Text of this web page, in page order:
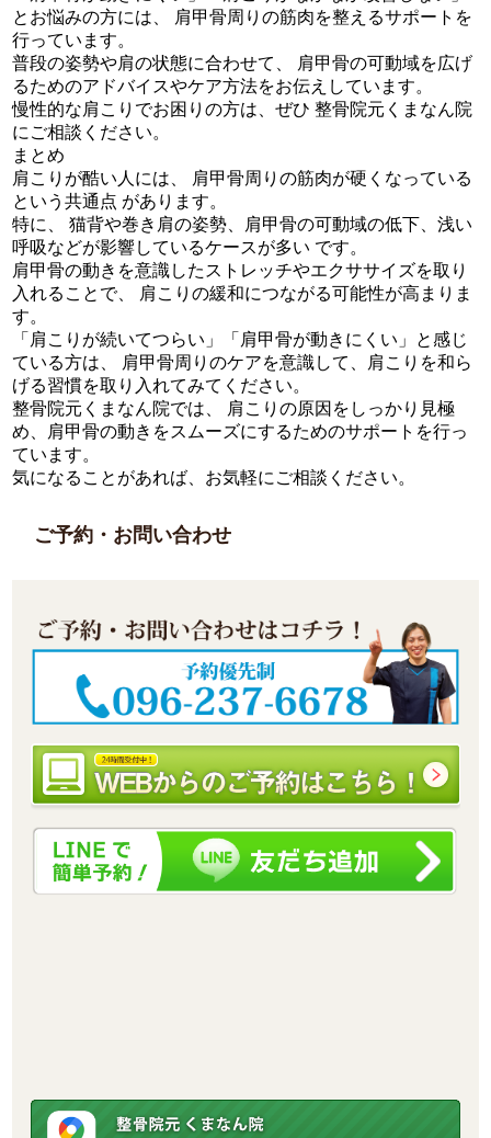
とお悩みの方には、 肩甲骨周りの筋肉を整えるサポートを
行っています。
普段の姿勢や肩の状態に合わせて、 肩甲骨の可動域を広げ
るためのアドバイスやケア方法をお伝えしています。
慢性的な肩こりでお困りの方は、ぜひ 整骨院元くまなん院
にご相談ください。
まとめ
肩こりが酷い人には、 肩甲骨周りの筋肉が硬くなっている
という共通点 があります。
特に、 猫背や巻き肩の姿勢、肩甲骨の可動域の低下、浅い
呼吸などが影響しているケースが多い です。
肩甲骨の動きを意識したストレッチやエクササイズを取り
入れることで、 肩こりの緩和につながる可能性が高まりま
す。
「肩こりが続いてつらい」「肩甲骨が動きにくい」と感じ
ている方は、 肩甲骨周りのケアを意識して、肩こりを和ら
げる習慣を取り入れてみてください。
整骨院元くまなん院では、 肩こりの原因をしっかり見極
め、肩甲骨の動きをスムーズにするためのサポートを行っ
ています。
気になることがあれば、お気軽にご相談ください。
ご予約・お問い合わせ